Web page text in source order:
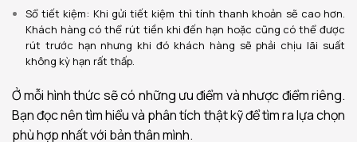
Sổ tiết kiệm: Khi gửi tiết kiệm thì tính thanh khoản sẽ cao hơn.
Khách hàng có thể rút tiền khi đến hạn hoặc cũng có thể được
rút trước hạn nhưng khi đó khách hàng sẽ phải chịu lãi suất
không kỳ hạn rất thấp.
Ở mỗi hình thức sẽ có những ưu điểm và nhược điểm riêng.
Bạn đọc nên tìm hiểu và phân tích thật kỹ để tìm ra lựa chọn
phù hợp nhất với bản thân mình.